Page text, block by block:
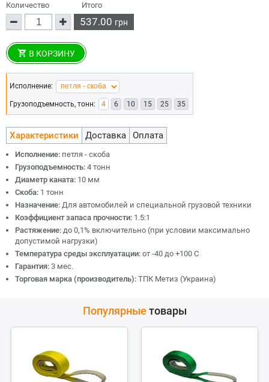
Количество Итого
537.00 грн
В КОРЗИНУ
Исполнение:
Грузоподъемность, тонн: 4 6 10 15 25 35
Характеристики Доставка Оплата
Исполнение: петля - скоба
Грузоподъемность: 4 тонн
Диаметр каната: 10 мм
Скоба: 1 тонн
Назначение: Для автомобилей и специальной грузовой техники
Коэффициент запаса прочности: 1.5:1
Растяжение: до 0,1% включительно (при условии максимально
допустимой нагрузки)
Температура среды эксплуатации: от -40 до +100 С
Гарантия: 3 мес.
Торговая марка (производитель): ТПК Метиз (Украина)
Популярные товары